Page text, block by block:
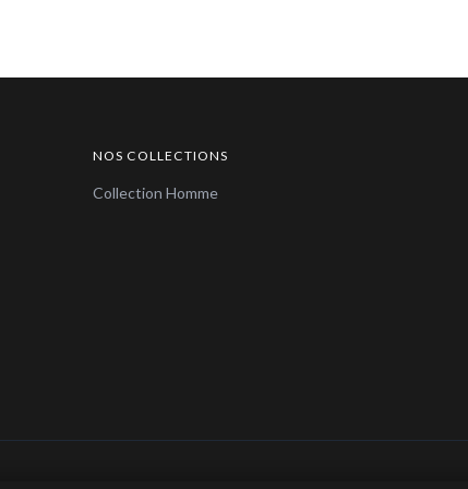
NOS COLLECTIONS
Collection Homme